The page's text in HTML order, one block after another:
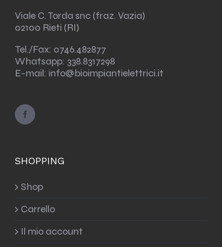
Viale C. Torda snc (fraz. Vazia)
02100 Rieti (RI)
Tel./Fax: 0746.482877
Whatsapp: 338.8317298
E-mail: info@bioimpiantielettrici.it
SHOPPING
Shop
Carrello
Il mio account